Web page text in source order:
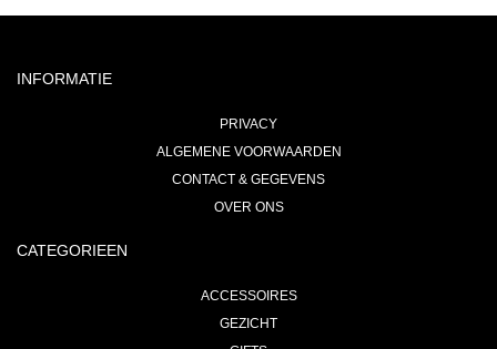
INFORMATIE
PRIVACY
ALGEMENE VOORWAARDEN
CONTACT & GEGEVENS
OVER ONS
CATEGORIEEN
ACCESSOIRES
GEZICHT